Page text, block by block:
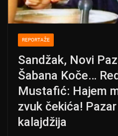
REPORTAŽE
Sandžak, Novi
Šabana Koče…
Mustafić: Hajem
zvuk čekića!
kalajdžija